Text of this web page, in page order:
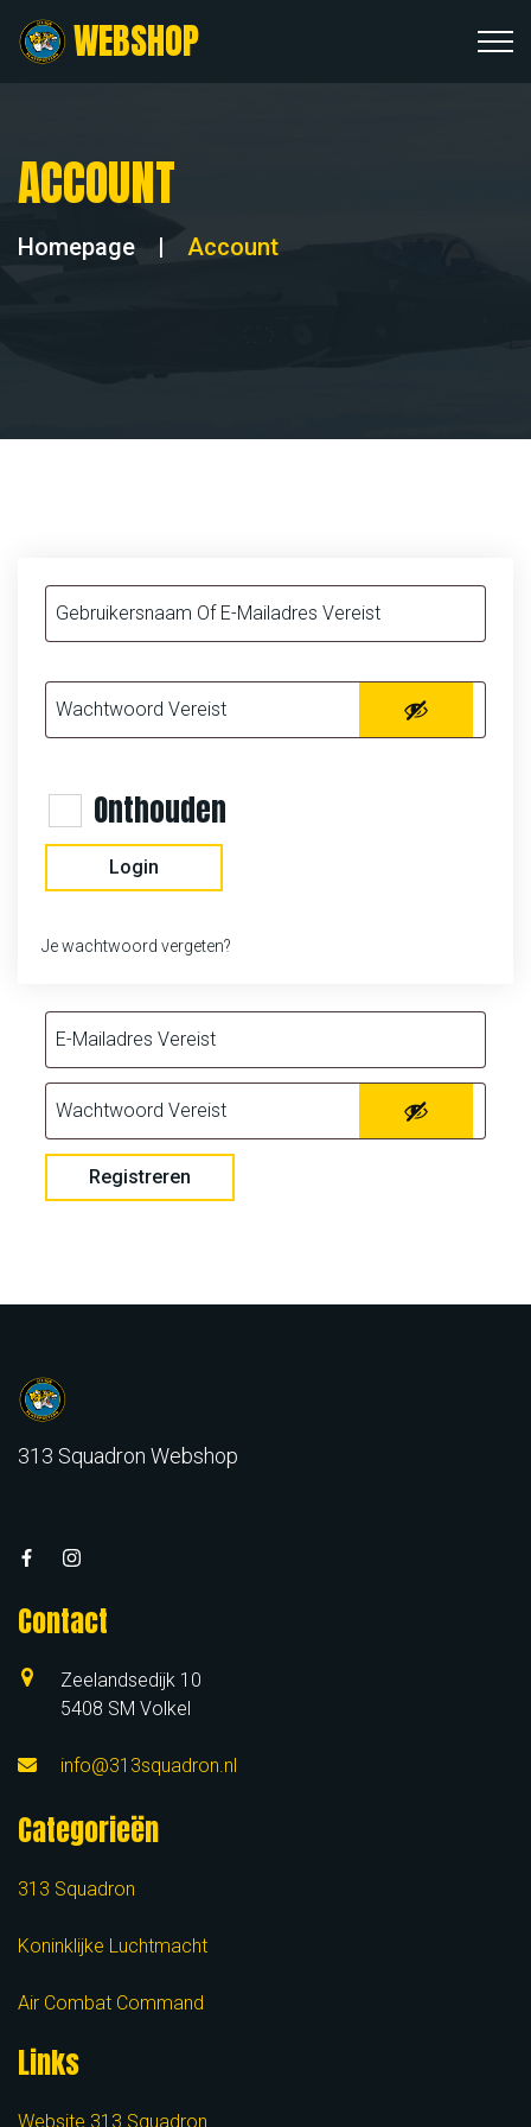
WEBSHOP
ACCOUNT
Homepage | Account
Onthouden
Login
Je wachtwoord vergeten?
Registreren
313 Squadron Webshop
Contact
Zeelandsedijk 10
5408 SM Volkel
info@313squadron.nl
Categorieën
313 Squadron
Koninklijke Luchtmacht
Air Combat Command
Links
Website 313 Squadron